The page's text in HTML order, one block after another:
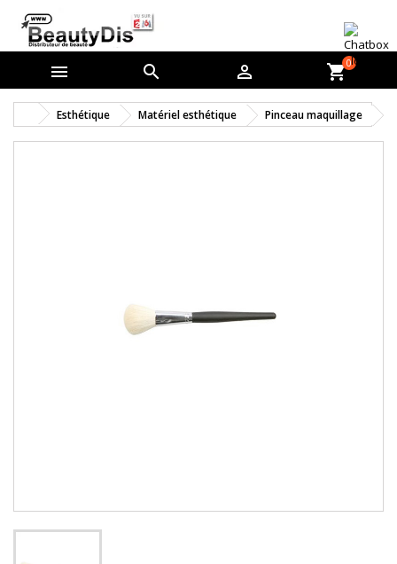
   shopping_cart0
Esthétique Matériel esthétique Pinceau maquillage